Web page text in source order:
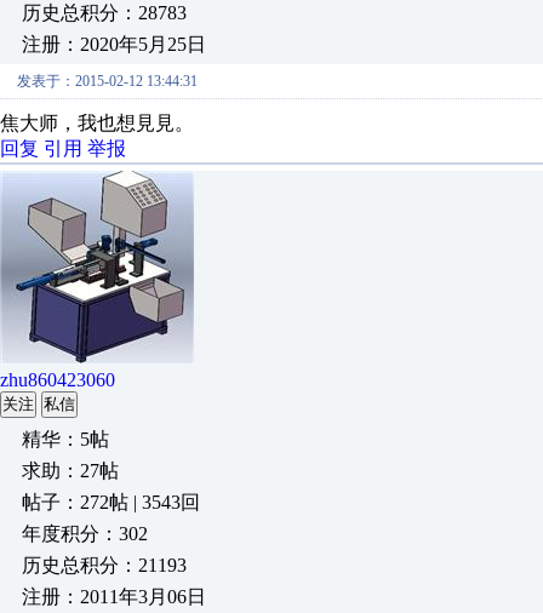
历史总积分：28783
注册：2020年5月25日
发表于：2015-02-12 13:44:31
焦大师，我也想見見。
回复 引用 举报
zhu860423060
关注 私信
精华：5帖
求助：27帖
帖子：272帖 | 3543回
年度积分：302
历史总积分：21193
注册：2011年3月06日